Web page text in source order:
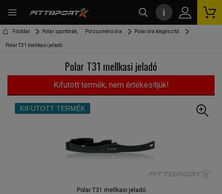
Főoldal Polar sportórák, Pulzusmérő óra Polar óra kiegészítő
Polar T31 mellkasi jeladó
Polar T31 mellkasi jeladó
Kifutott termék, nem értékesítjük!
KIFUTOTT TERMÉK
Polar T31 mellkasi jeladó
i
kereső